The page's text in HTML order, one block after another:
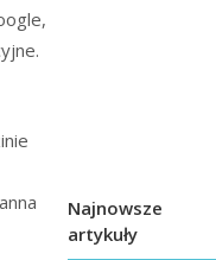
Najnowsze
artykuły